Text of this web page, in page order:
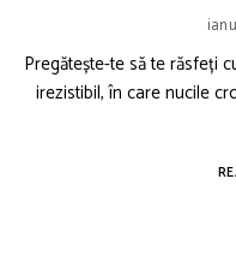
Pregătește-te să te răsfeți
irezistibil, în care nucile